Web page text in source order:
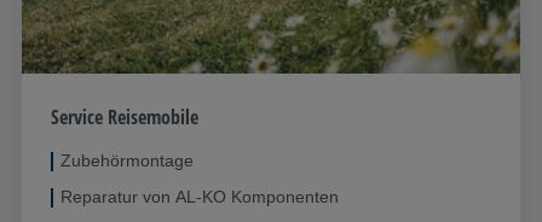
Service Reisemobile
Zubehörmontage
Reparatur von AL-KO Komponenten